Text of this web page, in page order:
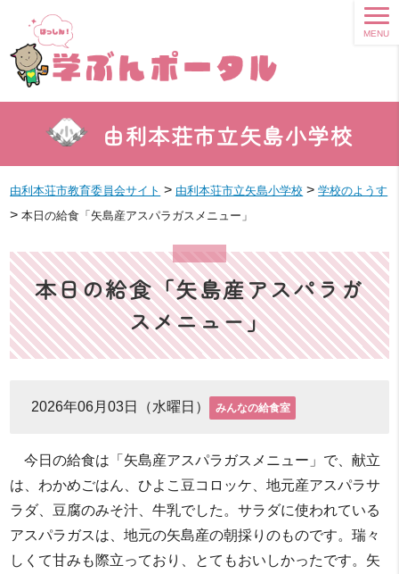
由利本荘市立矢島小学校
MENU
由利本荘市教育委員会サイト > 由利本荘市立矢島小学校 >学校のようす
>本日の給食「矢島産アスパラガスメニュー」
本日の給食「矢島産アスパラガ
スメニュー」
2026年06月03日（水曜日） みんなの給食室
今日の給食は「矢島産アスパラガスメニュー」で、献立
は、わかめごはん、ひよこ豆コロッケ、地元産アスパラサ
ラダ、豆腐のみそ汁、牛乳でした。サラダに使われている
アスパラガスは、地元の矢島産の朝採りのものです。瑞々
しくて甘みも際立っており、とてもおいしかったです。矢